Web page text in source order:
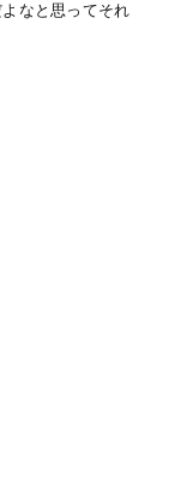
なと思ってそれ